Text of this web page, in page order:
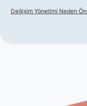
Değişim Yönetimi Neden